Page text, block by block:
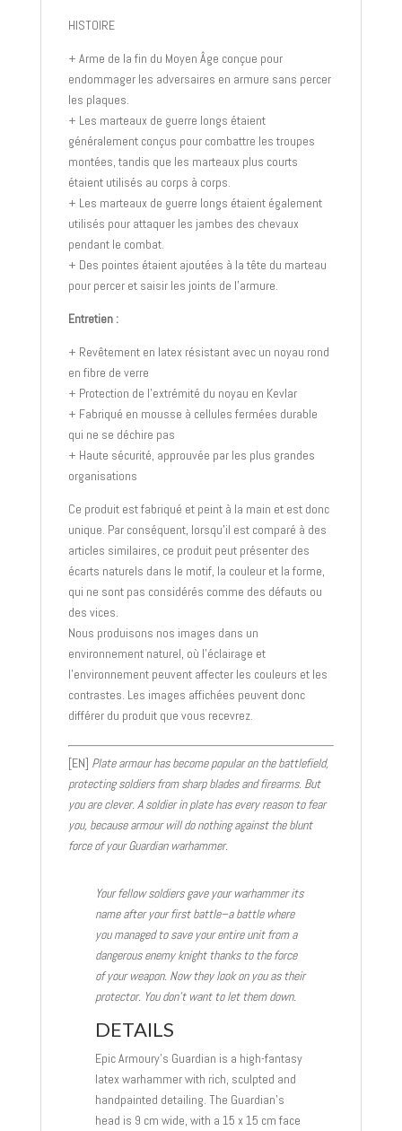
HISTOIRE
+ Arme de la fin du Moyen Âge conçue pour
endommager les adversaires en armure sans percer
les plaques.
+ Les marteaux de guerre longs étaient
généralement conçus pour combattre les troupes
montées, tandis que les marteaux plus courts
étaient utilisés au corps à corps.
+ Les marteaux de guerre longs étaient également
utilisés pour attaquer les jambes des chevaux
pendant le combat.
+ Des pointes étaient ajoutées à la tête du marteau
pour percer et saisir les joints de l’armure.
Entretien :
+ Revêtement en latex résistant avec un noyau rond
en fibre de verre
+ Protection de l’extrémité du noyau en Kevlar
+ Fabriqué en mousse à cellules fermées durable
qui ne se déchire pas
+ Haute sécurité, approuvée par les plus grandes
organisations
Ce produit est fabriqué et peint à la main et est donc
unique. Par conséquent, lorsqu’il est comparé à des
articles similaires, ce produit peut présenter des
écarts naturels dans le motif, la couleur et la forme,
qui ne sont pas considérés comme des défauts ou
des vices.
Nous produisons nos images dans un
environnement naturel, où l’éclairage et
l’environnement peuvent affecter les couleurs et les
contrastes. Les images affichées peuvent donc
différer du produit que vous recevrez.
[EN] Plate armour has become popular on the battlefield,
protecting soldiers from sharp blades and firearms. But
you are clever. A soldier in plate has every reason to fear
you, because armour will do nothing against the blunt
force of your Guardian warhammer.
Your fellow soldiers gave your warhammer its
name after your first battle–a battle where
you managed to save your entire unit from a
dangerous enemy knight thanks to the force
of your weapon. Now they look on you as their
protector. You don’t want to let them down.
DETAILS
Epic Armoury’s Guardian is a high-fantasy
latex warhammer with rich, sculpted and
handpainted detailing. The Guardian’s
head is 9 cm wide, with a 15 x 15 cm face